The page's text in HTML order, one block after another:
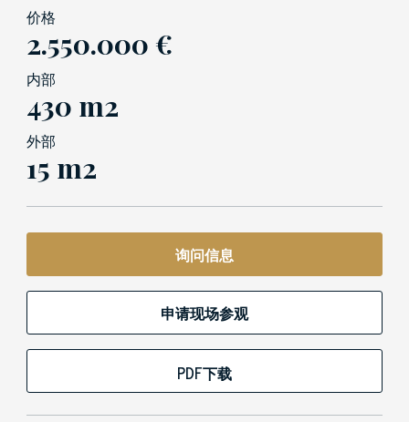
价格
2.550.000 €
内部
430 m2
外部
15 m2
询问信息
申请现场参观
PDF下载